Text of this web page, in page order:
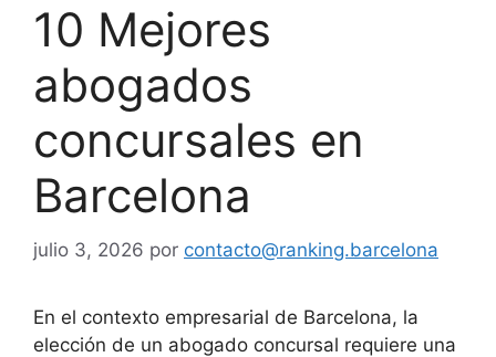
10 Mejores
abogados
concursales en
Barcelona
julio 3, 2026 por contacto@ranking.barcelona
En el contexto empresarial de Barcelona, la
elección de un abogado concursal requiere una